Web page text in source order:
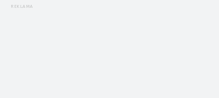
REKLAMA